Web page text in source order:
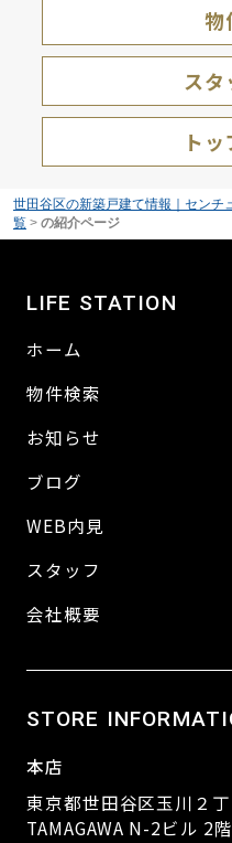
物
スタ
ト
世田谷区の新築戸建て情報｜センチ
覧> の紹介ページ
LIFE STATION
ホーム
物件検索
お知らせ
ブログ
WEB内見
スタッフ
会社概要
STORE
本店
東京都世田谷区玉川２
TAMAGAWA N-2ビル 2